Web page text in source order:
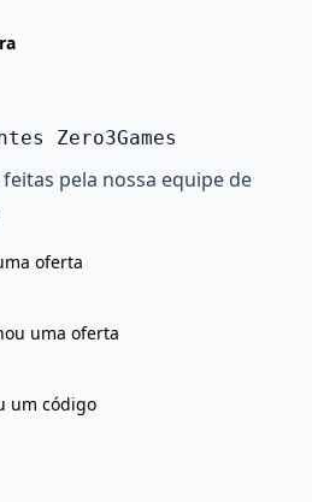
Zero3Games
pela nossa equipe de
oferta
uma oferta
um código